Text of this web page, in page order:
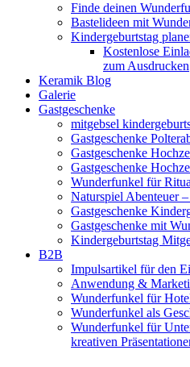
Finde deinen
Bastelideen mit
Kindergeburtstag
Kostenlose
zum Ausdrucken
Keramik Blog
Galerie
Gastgeschenke
mitgebsel
Gastgeschenke
Gastgeschenke
Gastgeschenke
Wunderfunkel für
Naturspiel Abenteuer
Gastgeschenke
Gastgeschenke mit
Kindergeburtstag
B2B
Impulsartikel für den
Anwendung &
Wunderfunkel für
Wunderfunkel als
Wunderfunkel für
kreativen